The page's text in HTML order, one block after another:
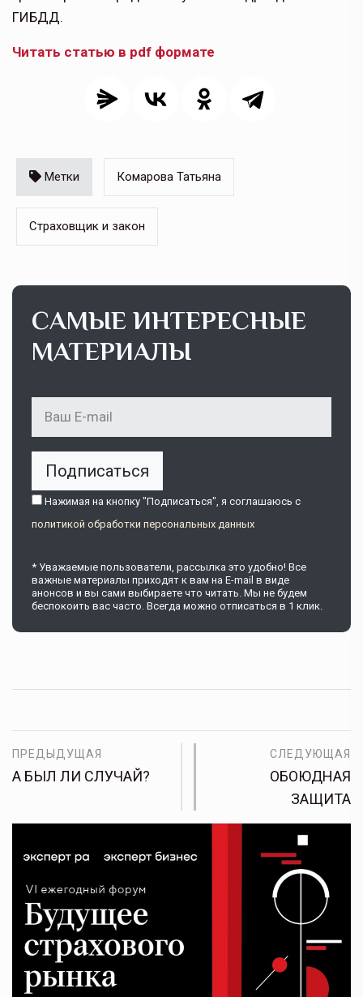
ГИБДД.
Читать статью в pdf формате
Метки Комарова Татьяна
Страховщик и закон
САМЫЕ ИНТЕРЕСНЫЕ
МАТЕРИАЛЫ
Подписаться
Нажимая на кнопку "Подписаться", я соглашаюсь c
политикой обработки персональных данных
* Уважаемые пользователи, рассылка это удобно! Все
важные материалы приходят к вам на E-mail в виде
анонсов и вы сами выбираете что читать. Мы не будем
беспокоить вас часто. Всегда можно отписаться в 1 клик.
ПРЕДЫДУЩАЯ
А БЫЛ ЛИ СЛУЧАЙ?
СЛЕДУЮЩАЯ
ОБОЮДНАЯ
ЗАЩИТА